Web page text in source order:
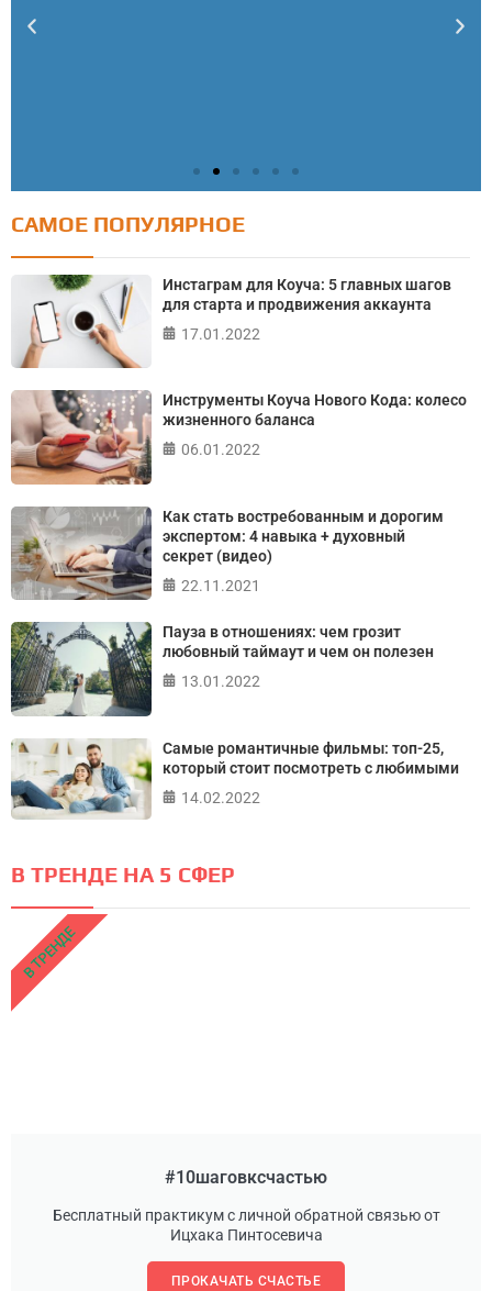
Тест: Как я контролирую свою жизнь?
Онлайн тест на основе шкалы локуса контроля
Джулиана Роттера
САМОЕ ПОПУЛЯРНОЕ
Инстаграм для Коуча: 5 главных шагов
для старта и продвижения аккаунта
17.01.2022
Инструменты Коуча Нового Кода: колесо
жизненного баланса
06.01.2022
Как стать востребованным и дорогим
экспертом: 4 навыка + духовный
секрет (видео)
22.11.2021
Пауза в отношениях: чем грозит
любовный таймаут и чем он полезен
13.01.2022
Самые романтичные фильмы: топ-25,
который стоит посмотреть с любимыми
14.02.2022
В ТРЕНДЕ НА 5 СФЕР
#10шаговксчастью
Бесплатный практикум с личной обратной связью от
Ицхака Пинтосевича
ПРОКАЧАТЬ СЧАСТЬЕ
В ТРЕНДЕ